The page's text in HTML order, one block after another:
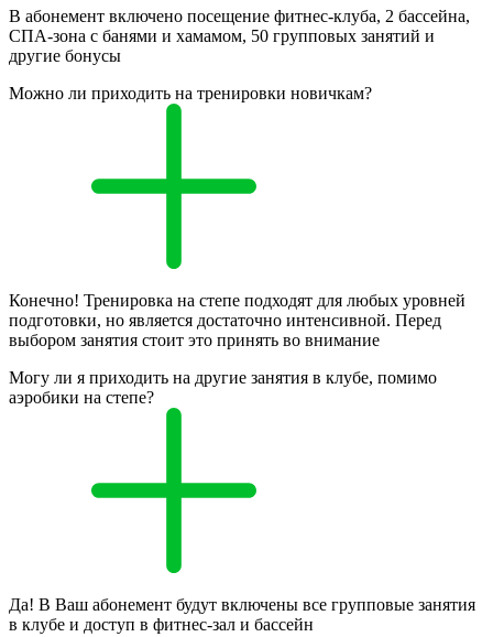
В абонемент включено посещение фитнес-клуба, 2 бассейна,
СПА-зона с банями и хамамом, 50 групповых занятий и
другие бонусы
Можно ли приходить на тренировки новичкам?
Конечно! Тренировка на степе подходят для любых уровней
подготовки, но является достаточно интенсивной. Перед
выбором занятия стоит это принять во внимание
Могу ли я приходить на другие занятия в клубе, помимо
аэробики на степе?
Да! В Ваш абонемент будут включены все групповые занятия
в клубе и доступ в фитнес-зал и бассейн